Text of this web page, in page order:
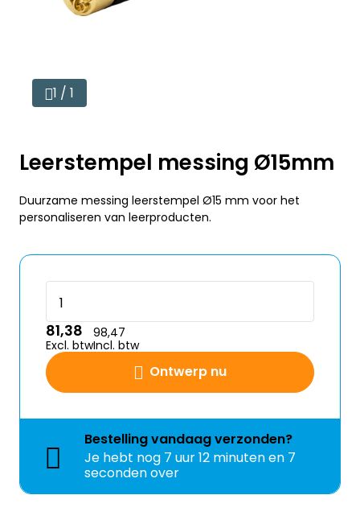
1 / 1
Leerstempel messing Ø15mm
Duurzame messing leerstempel Ø15 mm voor het
personaliseren van leerproducten.
Ontwerp nu
81,38
Excl. btw
98,47
Incl. btw
Bestellingvandaagverzonden?
Je hebt nog 7 uur 12 minuten en 7
seconden over